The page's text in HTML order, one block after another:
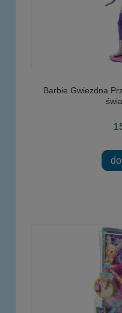
Barbie Gwiezdna